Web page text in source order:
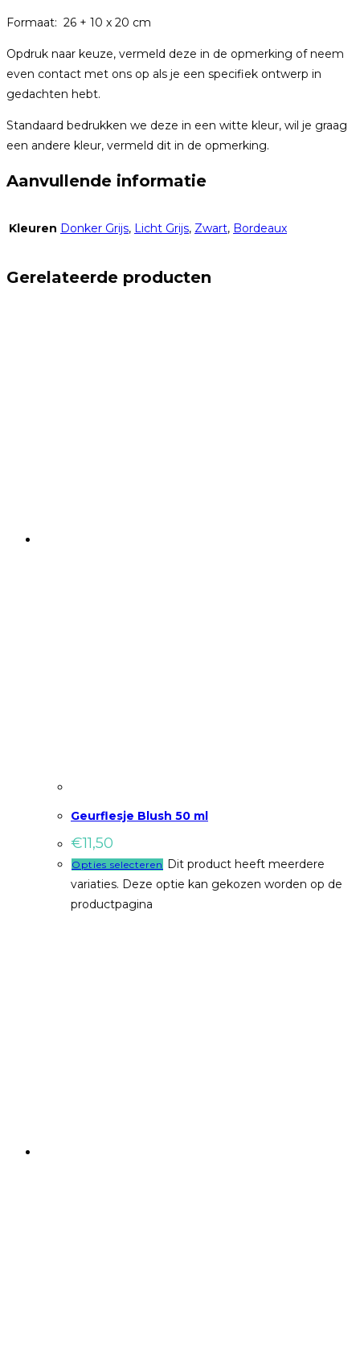
Formaat: 26 + 10 x 20 cm
Opdruk naar keuze, vermeld deze in de opmerking of neem
even contact met ons op als je een specifiek ontwerp in
gedachten hebt.
Standaard bedrukken we deze in een witte kleur, wil je graag
een andere kleur, vermeld dit in de opmerking.
Aanvullende informatie
Kleuren Donker Grijs, Licht Grijs, Zwart, Bordeaux
Gerelateerde producten
Geurflesje Blush 50 ml
€11,50
Opties selecteren Dit product heeft meerdere
variaties. Deze optie kan gekozen worden op de
productpagina